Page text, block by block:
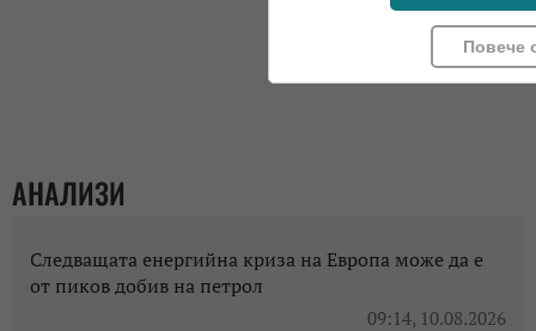
АНАЛИЗИ
Следващата енергийна криза на Европа може да е
от пиков добив на петрол
09:14, 10.08.2026
Повече